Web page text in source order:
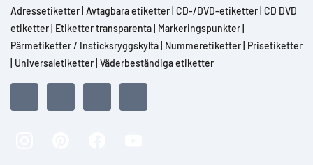
Adressetiketter Avtagbara etiketter CD-/DVD-etiketter CD DVD
etiketter Etiketter transparenta Markeringspunkter
Pärmetiketter / Insticksryggskylta Nummeretiketter Prisetiketter
Universaletiketter Väderbeständiga etiketter